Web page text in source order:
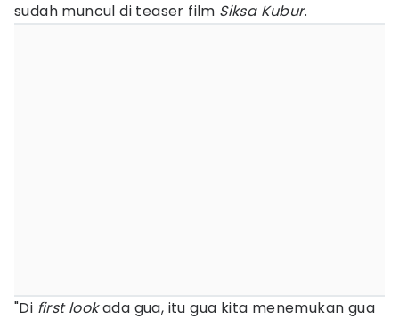
sudah muncul di teaser film Siksa Kubur.
"Di first lookada gua, itu gua kita menemukan gua